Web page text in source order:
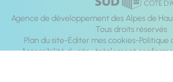
Agence de développement des Alpes de
Tous droits réservés
Plan du site Éditer mes cookies
Accessibilité du site : totalement conforme